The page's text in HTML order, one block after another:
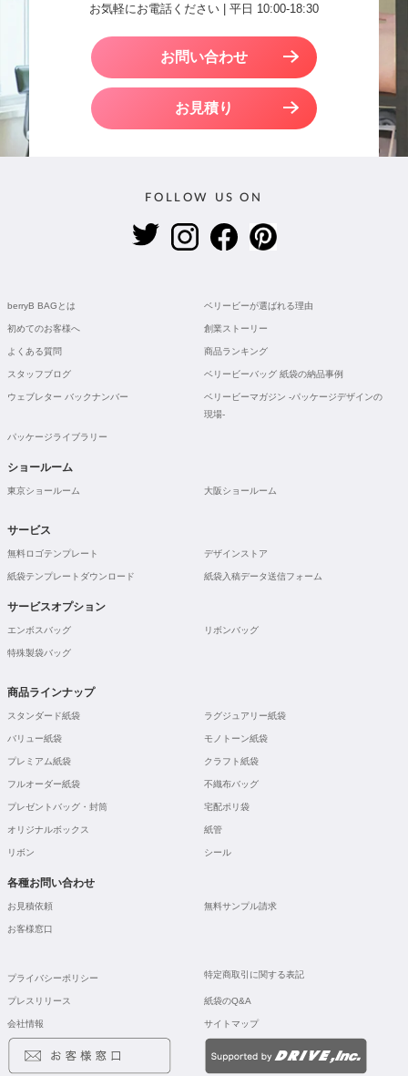
お気軽にお電話ください | 平日 10:00-18:30
お問い合わせ
お見積り
FOLLOW US ON
berryB BAGとは ベリービーが選ばれる理由
初めてのお客様へ 創業ストーリー
よくある質問 商品ランキング
スタッフブログ ベリービーバッグ 紙袋の納品事例
ウェブレター バックナンバー
ベリービーマガジン -パッケージデザインの
現場-
パッケージライブラリー
ショールーム
東京ショールーム 大阪ショールーム
サービス
無料ロゴテンプレート デザインストア
紙袋テンプレートダウンロード 紙袋入稿データ送信フォーム
サービスオプション
エンボスバッグ リボンバッグ
特殊製袋バッグ
商品ラインナップ
スタンダード紙袋 ラグジュアリー紙袋
バリュー紙袋 モノトーン紙袋
プレミアム紙袋 クラフト紙袋
フルオーダー紙袋 不織布バッグ
プレゼントバッグ・封筒 宅配ポリ袋
オリジナルボックス 紙管
リボン シール
各種お問い合わせ
お見積依頼 無料サンプル請求
お客様窓口
プライバシーポリシー 特定商取引に関する表記
プレスリリース 紙袋のQ&A
会社情報 サイトマップ